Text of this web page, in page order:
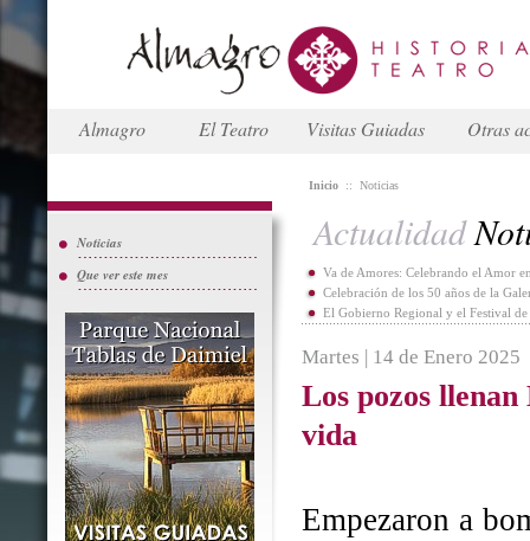
Almagro El Teatro Visitas Guiadas Otras
Noticias
Que ver este mes
Inicio :: Noticias
Actualidad
Va de Amores: Celebrando el Amor
Celebración de los 50 años de la
El Gobierno Regional y el Festival
Martes | 14 de Enero 2025
Los pozos
vida
Empezaron a